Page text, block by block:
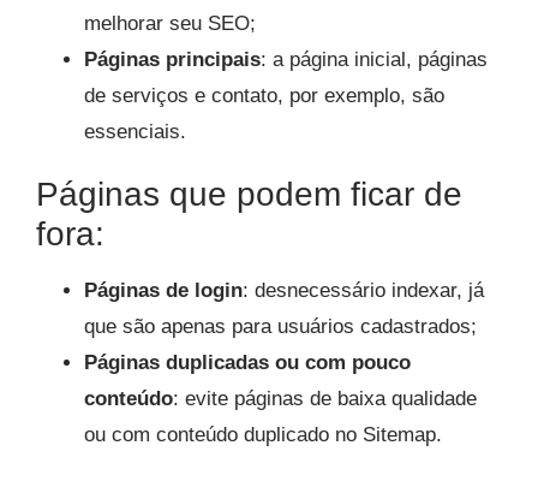
melhorar seu SEO;
Páginas principais: a página inicial, páginas
de serviços e contato, por exemplo, são
essenciais.
Páginas que podem ficar de
fora:
Páginas de login: desnecessário indexar, já
que são apenas para usuários cadastrados;
Páginas duplicadas ou com pouco
conteúdo: evite páginas de baixa qualidade
ou com conteúdo duplicado no Sitemap.